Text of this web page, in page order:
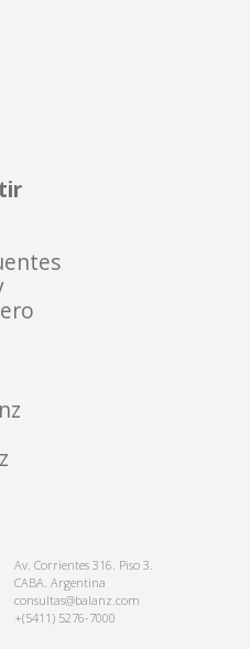
Av. Corrientes 316. Piso 3.
CABA. Argentina
consultas@balanz.com
+(5411) 5276-7000